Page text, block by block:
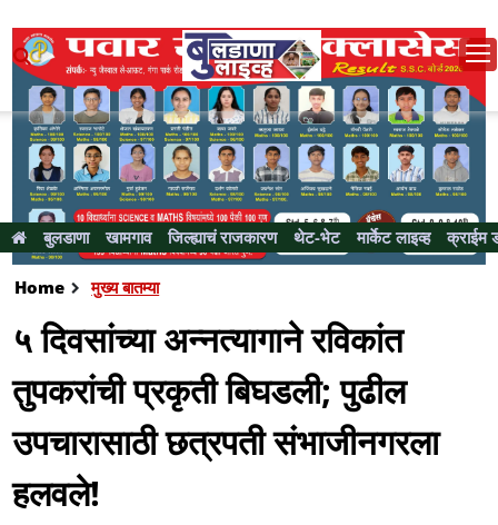
बुलडाणा खामगाव जिल्ह्याचं राजकारण थेट-भेट मार्केट लाइव्ह क्राईम
Home मुख्य बातम्या
५ दिवसांच्या अन्नत्यागाने रविकांत
तुपकरांची प्रकृती बिघडली; पुढील
उपचारासाठी छत्रपती संभाजीनगरला
हलवले!